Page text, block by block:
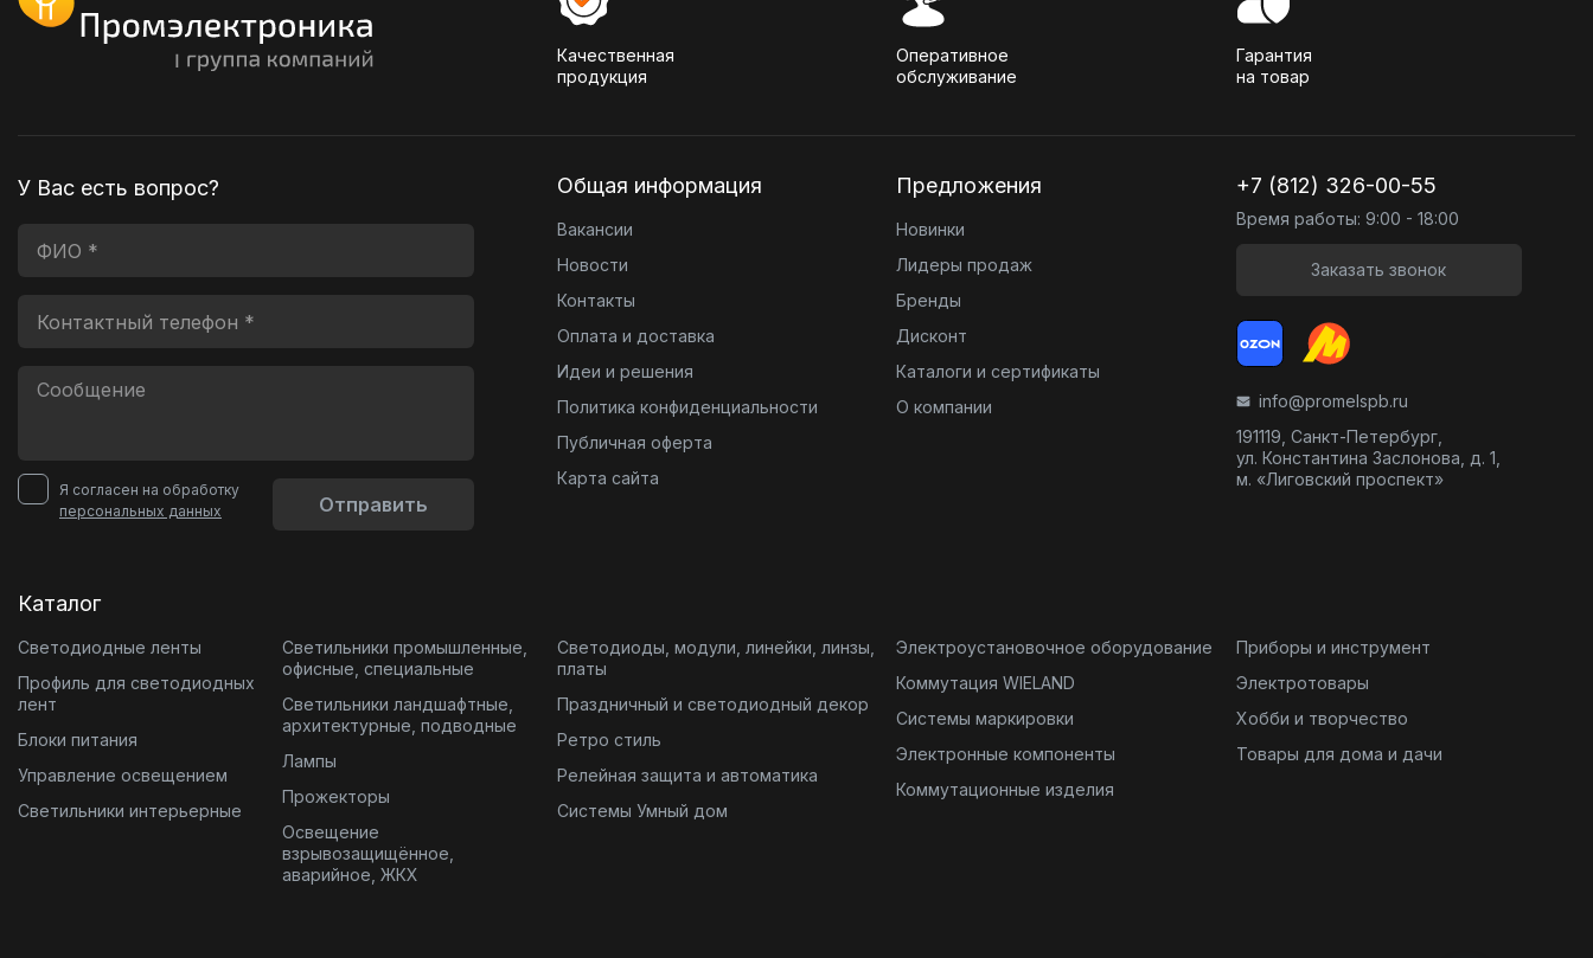
Качественная
продукция
Оперативное
обслуживание
Гарантия
на товар
У Вас есть вопрос?
Я согласен на обработку
персональных данных
Отправить
Общая информация
Вакансии
Новости
Контакты
Оплата и доставка
Идеи и решения
Политика конфиденциальности
Публичная оферта
Карта сайта
Предложения
Новинки
Лидеры продаж
Бренды
Дисконт
Каталоги и сертификаты
О компании
+7 (812) 326-00-55
Время работы: 9:00 - 18:00
Заказать звонок
info@promelspb.ru
191119, Санкт-Петербург,
ул. Константина Заслонова, д. 1,
м. «Лиговский проспект»
Каталог
Светодиодные ленты
Профиль для светодиодных
лент
Блоки питания
Управление освещением
Светильники интерьерные
Светильники промышленные,
офисные, специальные
Светильники ландшафтные,
архитектурные, подводные
Лампы
Прожекторы
Освещение
взрывозащищённое,
аварийное, ЖКХ
Светодиоды, модули, линейки, линзы,
платы
Праздничный и светодиодный декор
Ретро стиль
Релейная защита и автоматика
Системы Умный дом
Электроустановочное оборудование
Коммутация WIELAND
Системы маркировки
Электронные компоненты
Коммутационные изделия
Приборы и инструмент
Электротовары
Хобби и творчество
Товары для дома и дачи